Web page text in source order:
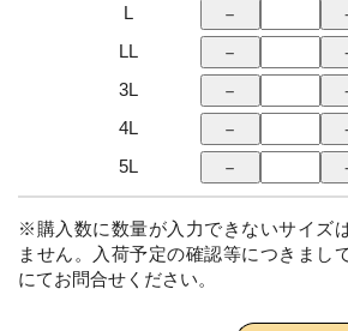
L
LL
3L
4L
5L
※購入数に数量が入力できないサイズ
ません。入荷予定の確認等につきまし
にてお問合せください。